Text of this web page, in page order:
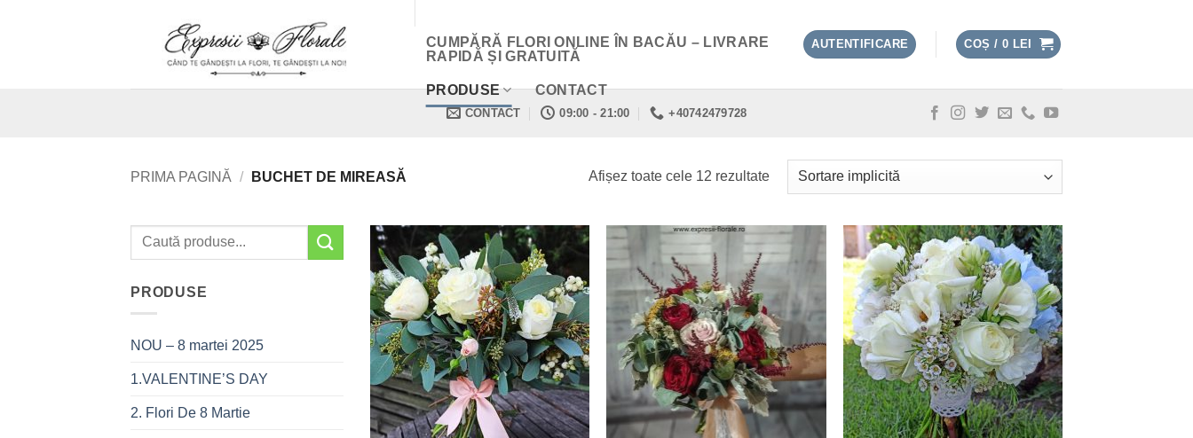
CUMPĂRĂ FLORI ONLINE ÎN BACĂU – LIVRARE
RAPIDĂ ȘI GRATUITĂ
PRODUSE CONTACT
AUTENTIFICARE COȘ / 0 LEI
CONTACT 09:00 - 21:00 +40742479728
PRIMA PAGINĂ / BUCHET DE MIREASĂ Afișez toate cele 12 rezultate
PRODUSE
NOU – 8 martei 2025
1.VALENTINE’S DAY
2. Flori De 8 Martie